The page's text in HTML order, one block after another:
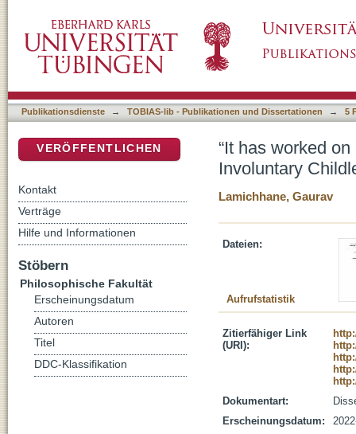
Masculinity in Nepal
Publikationsdienste → TOBIAS-lib - Publikationen und Dissertationen → 5
“It has worked
Involuntary
Lamichhane, Gaurav
Dateien:
Aufrufstatistik
Zitierfähiger Link
(URI):
Dokumentart:
Erscheinungsdatum:
VERÖFFENTLICHEN
Kontakt
Verträge
Hilfe und Informationen
Stöbern
Philosophische Fakultät
Erscheinungsdatum
Autoren
Titel
DDC-Klassifikation